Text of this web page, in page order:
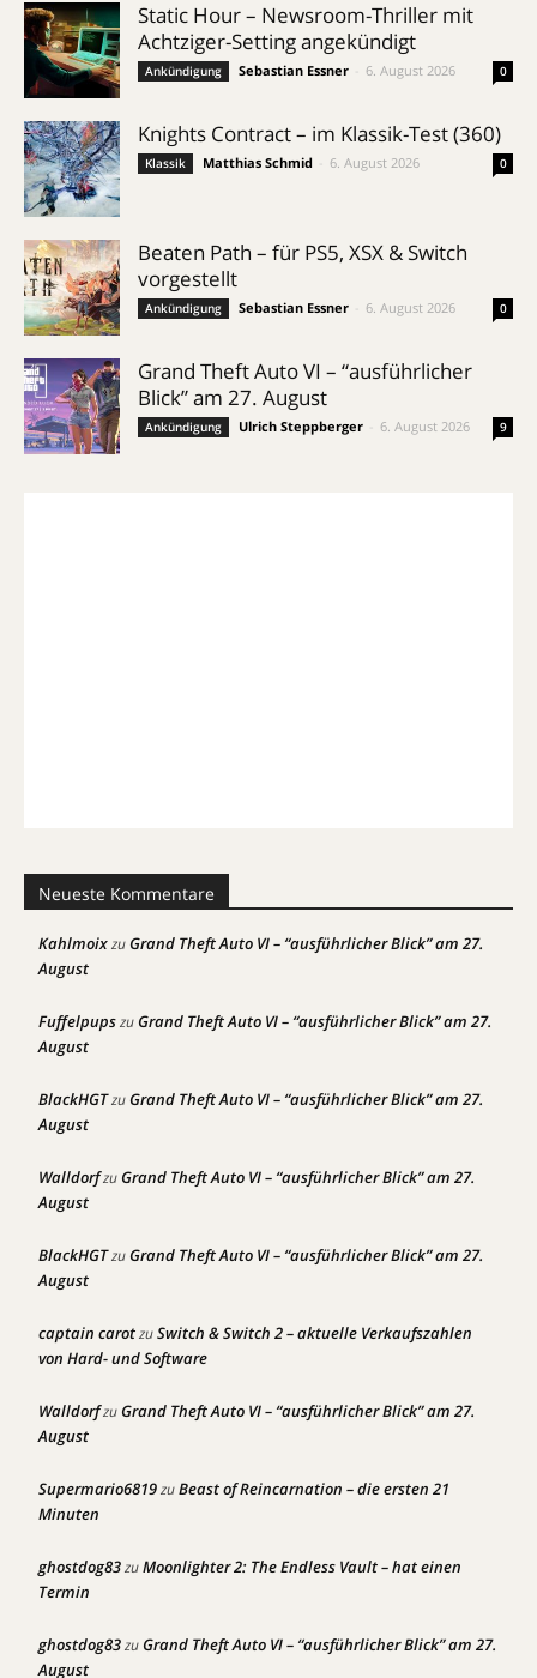
Static Hour – Newsroom-Thriller mit
Achtziger-Setting angekündigt
Ankündigung Sebastian Essner 6. August 2026 0
Knights Contract – im Klassik-Test (360)
Klassik Matthias Schmid 6. August 2026 0
Beaten Path – für PS5, XSX & Switch
vorgestellt
Ankündigung Sebastian Essner 6. August 2026 0
Grand Theft Auto VI – “ausführlicher
Blick” am 27. August
Ankündigung Ulrich Steppberger 6. August 2026 9
Neueste Kommentare
KahlmoixzuGrand Theft Auto VI – “ausführlicher Blick” am 27.
August
FuffelpupszuGrand Theft Auto VI – “ausführlicher Blick” am 27.
August
BlackHGTzuGrand Theft Auto VI – “ausführlicher Blick” am 27.
August
WalldorfzuGrand Theft Auto VI – “ausführlicher Blick” am 27.
August
BlackHGTzuGrand Theft Auto VI – “ausführlicher Blick” am 27.
August
captain carotzuSwitch & Switch 2 – aktuelle Verkaufszahlen
von Hard- und Software
WalldorfzuGrand Theft Auto VI – “ausführlicher Blick” am 27.
August
Supermario6819zuBeast of Reincarnation – die ersten 21
Minuten
ghostdog83zuMoonlighter 2: The Endless Vault – hat einen
Termin
ghostdog83zuGrand Theft Auto VI – “ausführlicher Blick” am 27.
August